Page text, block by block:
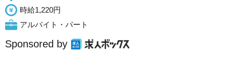
時給1,220円
アルバイト・パート
Sponsored by